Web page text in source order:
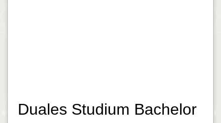
Duales Studium Bachelor